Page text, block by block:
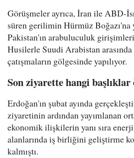
Görüşmeler ayrıca, İran ile ABD-
süren gerilimin Hürmüz Boğazı'na
Pakistan'ın arabuluculuk
Husilerle Suudi Arabistan
çatışmaların gölgesinde yapılıyor.
Son ziyarette hangi başlıklar
Erdoğan'ın şubat ayında
ziyaretinin ardından yayımlanan
ekonomik ilişkilerin yanı sıra
alanlarında iş birliğini geliştirme
kalmıştı.